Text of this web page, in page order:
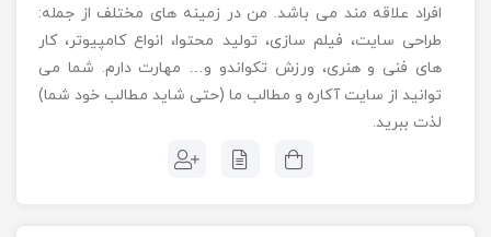
افراد علاقه مند می باشد. من در زمینه های مختلف از جمله:
طراحی سایت، فیلم سازی، تولید محتوا، انواع کامپیوتر، کار
های فنی و هنری، ورزش تکواندو و… مهارت دارم. شما می
توانید از سایت آکاره و مطالب ما (حتی شاید مطالب خود شما)
لذت ببرید.